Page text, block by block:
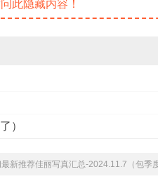
此隐藏内容！
）
新推荐佳丽写真汇总-2024.11.7（包季